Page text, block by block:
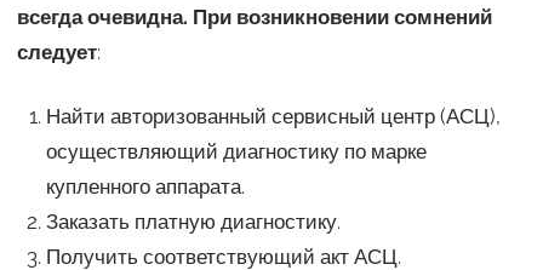
всегда очевидна. При возникновении сомнений
следует:
Найти авторизованный сервисный центр (АСЦ),
осуществляющий диагностику по марке
купленного аппарата.
Заказать платную диагностику.
Получить соответствующий акт АСЦ.